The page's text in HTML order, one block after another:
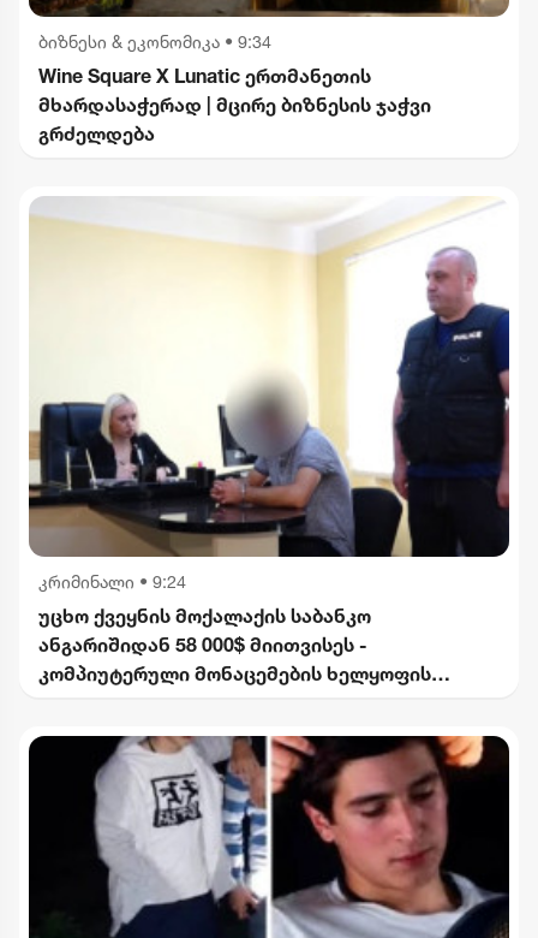
ბიზნესი & ეკონომიკა • 9:34
Wine Square X Lunatic ერთმანეთის
მხარდასაჭერად | მცირე ბიზნესის ჯაჭვი
გრძელდება
კრიმინალი • 9:24
უცხო ქვეყნის მოქალაქის საბანკო
ანგარიშიდან 58 000$ მიითვისეს -
კომპიუტერული მონაცემების ხელყოფის
დევნა დაიწყო